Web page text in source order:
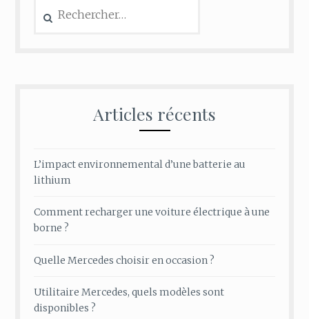
Articles récents
L’impact environnemental d’une batterie au
lithium
Comment recharger une voiture électrique à une
borne ?
Quelle Mercedes choisir en occasion ?
Utilitaire Mercedes, quels modèles sont
disponibles ?